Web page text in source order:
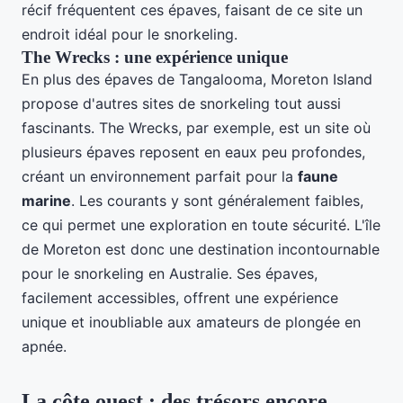
récif fréquentent ces épaves, faisant de ce site un
endroit idéal pour le snorkeling.
The Wrecks : une expérience unique
En plus des épaves de Tangalooma, Moreton Island
propose d'autres sites de snorkeling tout aussi
fascinants. The Wrecks, par exemple, est un site où
plusieurs épaves reposent en eaux peu profondes,
créant un environnement parfait pour la faune
marine. Les courants y sont généralement faibles,
ce qui permet une exploration en toute sécurité. L'île
de Moreton est donc une destination incontournable
pour le snorkeling en Australie. Ses épaves,
facilement accessibles, offrent une expérience
unique et inoubliable aux amateurs de plongée en
apnée.